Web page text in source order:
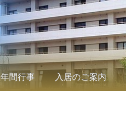
年間行事 入居のご案内